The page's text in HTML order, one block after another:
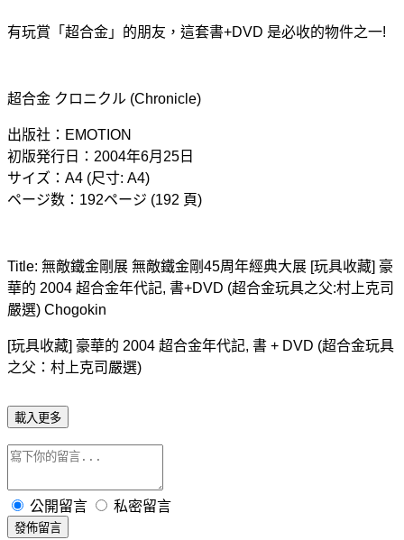
有玩賞「超合金」的朋友，這套書+DVD 是必收的物件之一!
超合金 クロニクル (Chronicle)
出版社：EMOTION
初版発行日：2004年6月25日
サイズ：A4 (尺寸: A4)
ページ数：192ページ (192 頁)
Title: 無敵鐵金剛展 無敵鐵金剛45周年經典大展 [玩具收藏] 豪
華的 2004 超合金年代記, 書+DVD (超合金玩具之父:村上克司
嚴選) Chogokin
[玩具收藏] 豪華的 2004 超合金年代記, 書 + DVD (超合金玩具
之父：村上克司嚴選)
載入更多
公開留言 私密留言
發佈留言